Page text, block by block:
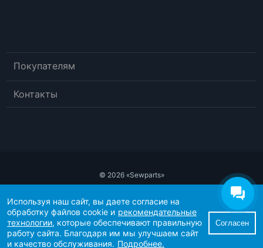
Покупателям
Контакты
© 2026 «Sewparts»
Политика конфиденциальности
Рекомендательные технологии
Согласие пользователя сайта на обработку персональных данных
Согласие на получение рекламно-информационных материалов
Используя наш сайт, вы даете согласие на
обработку файлов cookie и рекомендательные
технологии, которые обеспечивают правильную
работу сайта. Благодаря им мы улучшаем сайт
и качество обслуживания. Подробнее.
Согласен